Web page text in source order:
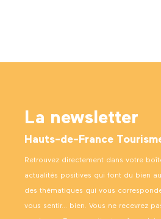
La newsletter
Hauts-de-France
Retrouvez directement dans votre
actualités positives qui font du bien
des thématiques qui vous
vous sentir… bien. Vous ne recevrez